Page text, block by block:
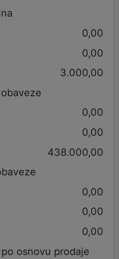
0,00
0,00
3.000,00
0,00
0,00
438.000,00
0,00
0,00
0,00
osnovu prodaje